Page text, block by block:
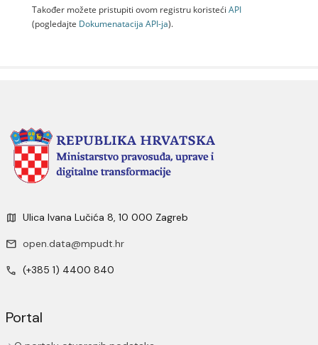
Također možete pristupiti ovom registru koristeći API
(pogledajte Dokumenаtаcijа API-jа).